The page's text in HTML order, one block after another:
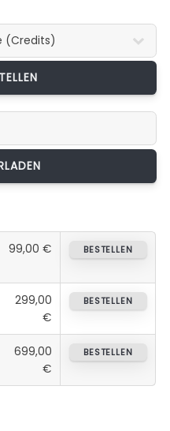
99,00 € BESTELLEN
299,00
€
BESTELLEN
699,00
€
BESTELLEN